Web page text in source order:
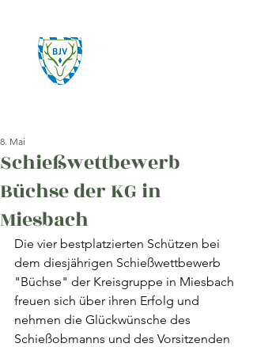
Schießwettbewerb
Büchse der KG in
Miesbach
8. Mai
Die vier bestplatzierten Schützen bei
dem diesjährigen Schießwettbewerb
"Büchse" der Kreisgruppe in Miesbach
freuen sich über ihren Erfolg und
nehmen die Glückwünsche des
Schießobmanns und des Vorsitzenden